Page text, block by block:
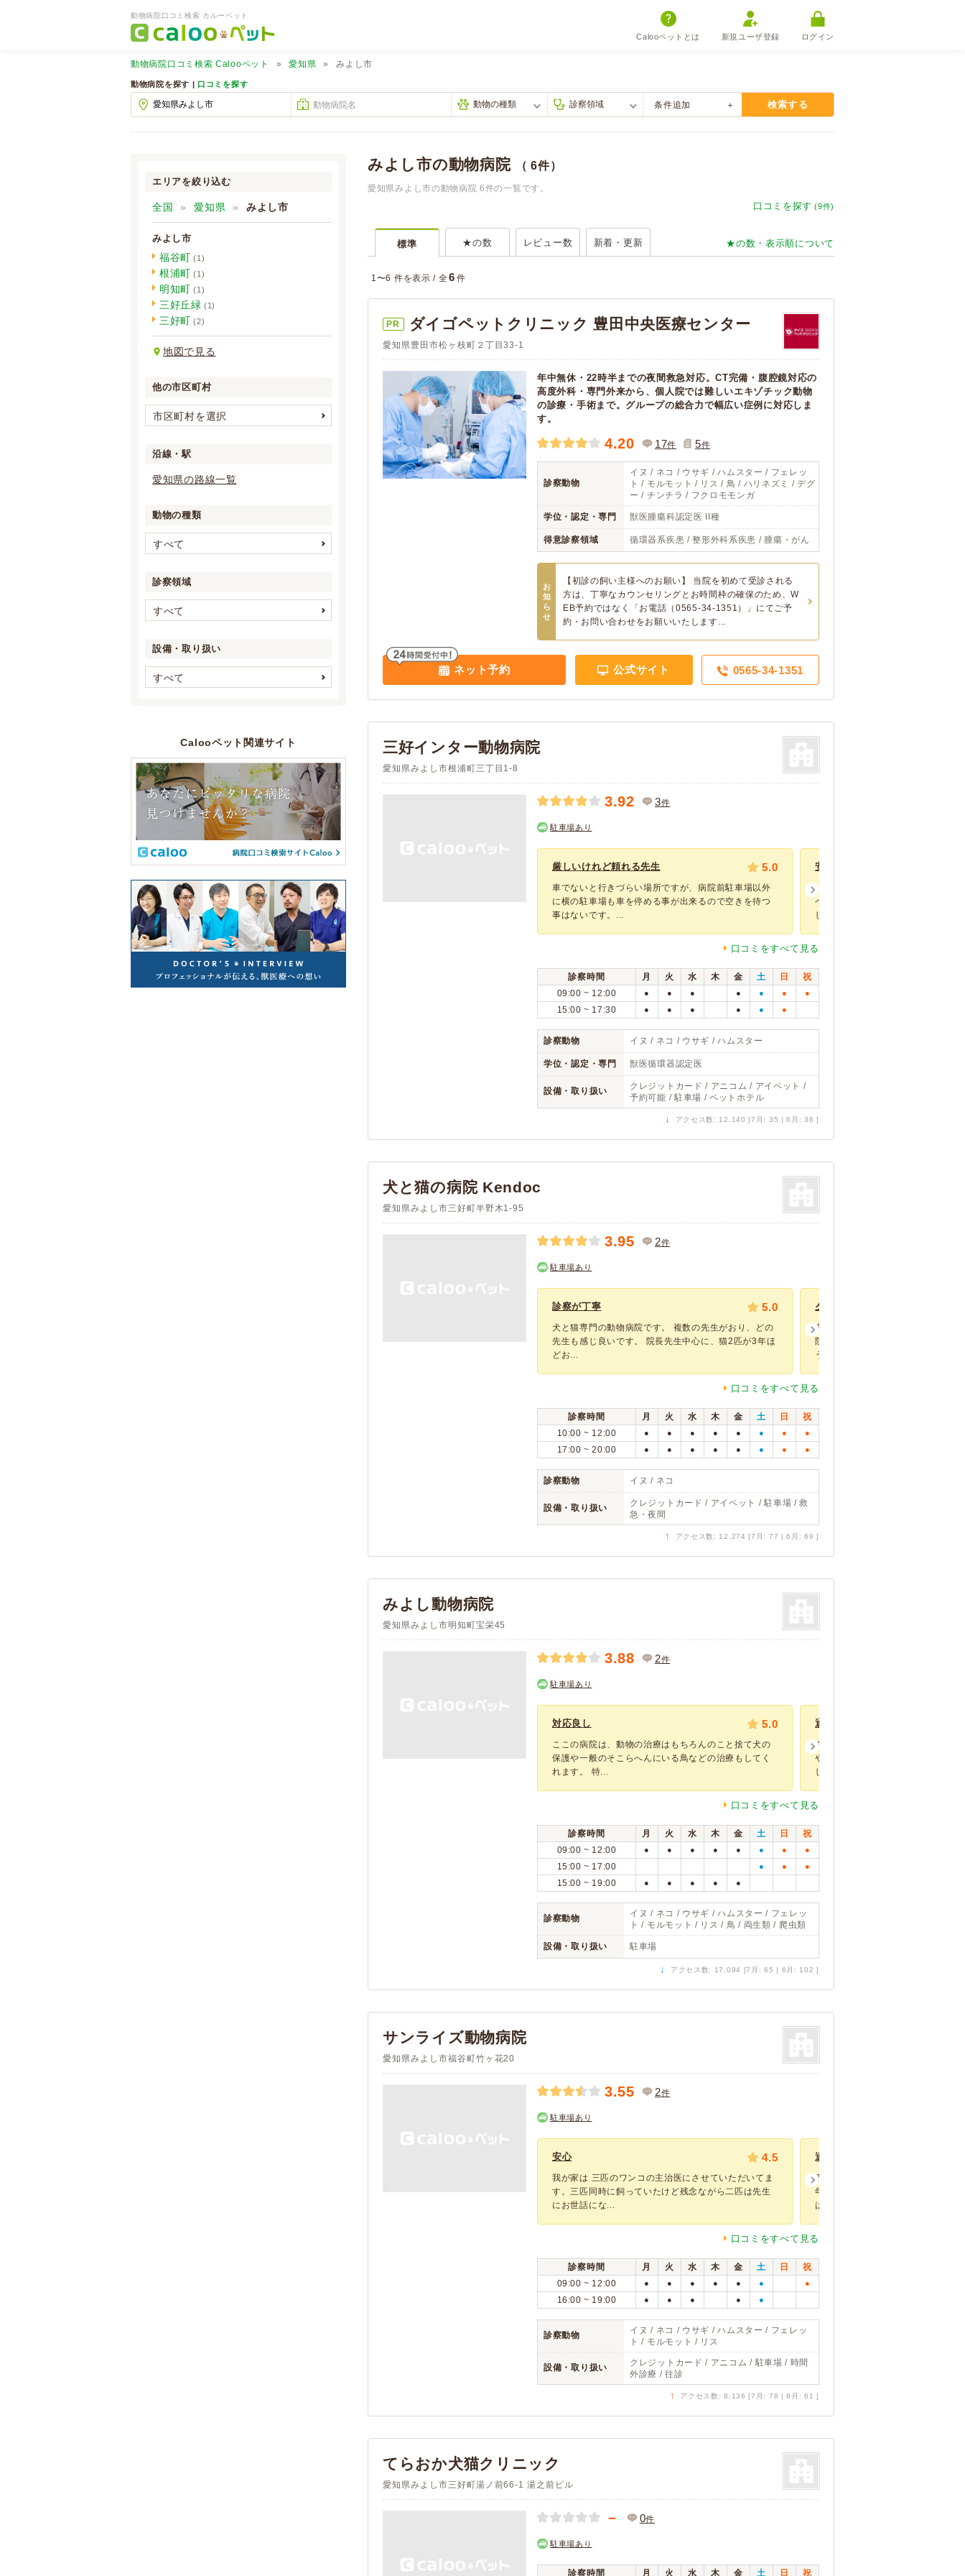
動物病院口コミ検索 カルーペット
Calooペットとは 新規ユーザ登録 ログイン
動物病院口コミ検索 Calooペット 愛知県 みよし市
動物病院を探す | 口コミを探す
条件追加 検索する
みよし市の動物病院 （ 6件）
愛知県みよし市の動物病院 6件の一覧です。
口コミを探す (9件)
標準 ★の数 レビュー数 新着・更新 ★の数・表示順について
1〜6 件を表示 / 全6 件
PR ダイゴペットクリニック 豊田中央医療センター
愛知県豊田市松ヶ枝町２丁目33-1
年中無休・22時半までの夜間救急対応。CT完備・腹腔鏡対応の
高度外科・専門外来から、個人院では難しいエキゾチック動物
の診療・手術まで。グループの総合力で幅広い症例に対応しま
す。
4.20 17件 5件
診察動物
イヌ / ネコ / ウサギ / ハムスター / フェレッ
ト / モルモット / リス / 鳥 / ハリネズミ / デグ
ー / チンチラ / フクロモモンガ
学位・認定・専門 獣医腫瘍科認定医 II種
得意診察領域 循環器系疾患 / 整形外科系疾患 / 腫瘍・がん
お
知
ら
せ
【初診の飼い主様へのお願い】 当院を初めて受診される
方は、丁寧なカウンセリングとお時間枠の確保のため、W
EB予約ではなく「お電話（0565-34-1351）」にてご予
約・お問い合わせをお願いいたします...
ネット予約 公式サイト 0565-34-1351
三好インター動物病院
愛知県みよし市根浦町三丁目1-8
3.92 3件
駐車場あり
厳しいけれど頼れる先生 5.0
車でないと行きづらい場所ですが、病院前駐車場以外
に横の駐車場も車を停める事が出来るので空きを待つ
事はないです。...
安心して診てもらえます。
いつ行っても病院の中は綺麗になっ
ペットを診てもらうことが出来ます
しく話していた...
口コミをすべて見る
診察時間 月 火 水 木 金 土 日
祝
09:00 ~ 12:00
● ● ● ● ● ● ●
15:00 ~ 17:30 ● ● ● ● ● ●
診察動物 イヌ / ネコ / ウサギ / ハムスター
学位・認定・専門 獣医循環器認定医
設備・取り扱い
クレジットカード / アニコム / アイペット /
予約可能 / 駐車場 / ペットホテル
↓ アクセス数: 12,140 [7月: 35 | 6月: 36 ]
犬と猫の病院 Kendoc
愛知県みよし市三好町半野木1-95
3.95 2件
駐車場あり
診察が丁寧 5.0
犬と猫専門の動物病院です。 複数の先生がおり、どの
先生も感じ良いです。 院長先生中心に、猫2匹が3年ほ
どお...
夕方六時過ぎ
突然足を上げて激しく泣くので全て
院に電話しましたが1時間以上かか
うにアナウン...
口コミをすべて見る
診察時間 月 火 水 木 金 土 日
祝
10:00 ~ 12:00
● ● ● ● ● ● ● ●
17:00 ~ 20:00 ● ● ● ● ● ● ● ●
診察動物 イヌ / ネコ
設備・取り扱い
クレジットカード / アイペット / 駐車場 / 救
急・夜間
↑ アクセス数: 12,274 [7月: 77 | 6月: 69 ]
みよし動物病院
愛知県みよし市明知町宝栄45
3.88 2件
駐車場あり
対応良し 5.0
ここの病院は、動物の治療はもちろんのこと捨て犬の
保護や一般のそこらへんにいる鳥などの治療もしてく
れます。 特...
通り沿い
タイトル通り、まず道路沿いにある
やすいです。ただし１車線しかない
しまうとUター...
口コミをすべて見る
診察時間 月 火 水 木 金 土 日
祝
09:00 ~ 12:00
● ● ● ● ● ● ● ●
15:00 ~ 17:00 ● ● ●
15:00 ~ 19:00 ● ● ● ● ●
診察動物
イヌ / ネコ / ウサギ / ハムスター / フェレッ
ト / モルモット / リス / 鳥 / 両生類 / 爬虫類
設備・取り扱い 駐車場
↓ アクセス数: 17,094 [7月: 65 | 6月: 102 ]
サンライズ動物病院
愛知県みよし市福谷町竹ヶ花20
3.55 2件
駐車場あり
安心 4.5
我が家は 三匹のワンコの主治医にさせていただいてま
す。三匹同時に飼っていたけど残念ながら二匹は先生
にお世話にな...
適格な治療を受けられます。
引っ越す前、愛犬の予防接種やフィ
年程通っていました。住宅の１階に
は、大きくはな...
口コミをすべて見る
診察時間 月 火 水 木 金 土 日
祝
09:00 ~ 12:00
● ● ● ● ● ● ●
16:00 ~ 19:00 ● ● ● ● ●
診察動物
イヌ / ネコ / ウサギ / ハムスター / フェレッ
ト / モルモット / リス
設備・取り扱い
クレジットカード / アニコム / 駐車場 / 時間
外診療 / 往診
↑ アクセス数: 8,136 [7月: 78 | 6月: 61 ]
てらおか犬猫クリニック
愛知県みよし市三好町湯ノ前66-1 湯之前ビル
－ 0件
駐車場あり
診察時間 月 火 水 木 金 土 日 祝
エリアを絞り込む
全国 愛知県 みよし市
みよし市
福谷町 (1)
根浦町 (1)
明知町 (1)
三好丘緑 (1)
三好町 (2)
地図で見る
他の市区町村
市区町村を選択
名古屋市すべて
(188) 名古屋市千種区
名古屋市東区 (10) 名古屋市北区
名古屋市西区 (14) 名古屋市中村区
名古屋市熱田区 (5)
名古屋市港区 (12)
名古屋市守山区
(20)
春日井市 (22) 豊川市 (22)
碧南市
常滑市 (7) 江南市 (7)
小牧市 稲沢市
新城市 (3) 東海市 (9)
(6)
(3)
知多郡東浦町 (4)
知多郡武豊町 (4)
北設楽郡東栄町 (1)
沿線・駅
愛知県の路線一覧
動物の種類
すべて
(3)
(2)
(0) 鳥 (1)
両生類
診察領域
すべて
皮膚系疾患 (1)
循環器系疾患 (1) 呼吸器系疾患
消化器系疾患
(0)
腎・泌尿器系疾患 (1) (0)
(0)
(0)
(0) (0)
(0)
(0)
設備・取り扱い
すべて
予約可能 (2) 駐車場 (6)
救急・夜間 (1) 時間外診療
Calooペット関連サイト